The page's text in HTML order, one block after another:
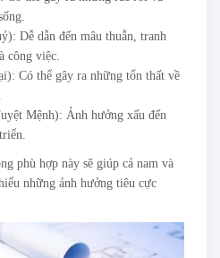
Dễ dẫn đến mâu thuẫn, tranh
công việc.
Có thể gây ra những tổn thất về
Mệnh): Ảnh hưởng xấu đến
phù hợp này sẽ giúp cả nam và
những ảnh hưởng tiêu cực